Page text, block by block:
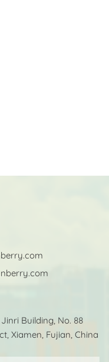
Building, No. 88
Xiamen, Fujian, China